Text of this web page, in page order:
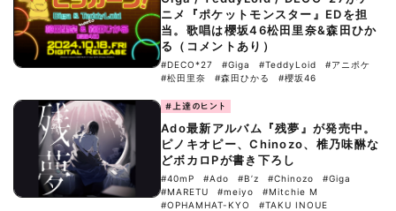
ニメ『ポケットモンスター』EDを担
当。歌唱は櫻坂46松田里奈&森田ひか
る（コメントあり）
#DECO*27 #Giga #TeddyLoid
#アニポケ
#松田里奈
#森田ひかる #櫻坂46
#上達のヒント
Ado最新アルバム『残夢』が発売中。
ピノキオピー、Chinozo、椎乃味醂な
どボカロPが書き下ろし
#40mP #Ado #B’z #Chinozo
#Giga
#MARETU
#meiyo
#Mitchie M
#OPHAMHAT-KYO
#TAKU INOUE